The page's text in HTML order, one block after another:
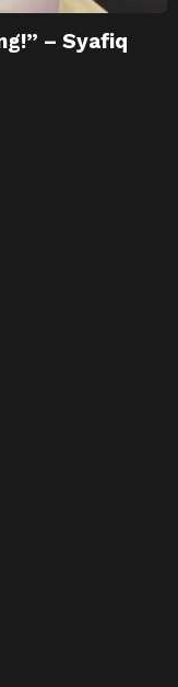
– Syafiq